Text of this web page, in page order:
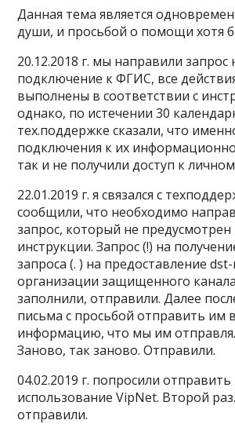
Данная тема является
души, и просьбой о помощи хотя
20.12.2018 г. мы направили запрос
подключение к ФГИС, все
выполнены в соответствии с
однако, по истечении 30
тех.поддержке сказали, что
подключения к их
так и не получили доступ к
22.01.2019 г. я связался с
сообщили, что необходимо
запрос, который не предусмотрен
инструкции. Запрос (!) на
запроса (. ) на предоставление
организации защищенного
заполнили, отправили. Далее
письма с просьбой отправить им
информацию, что мы им
Заново, так заново. Отправили.
04.02.2019 г. попросили
использование VipNet. Второй
отправили.